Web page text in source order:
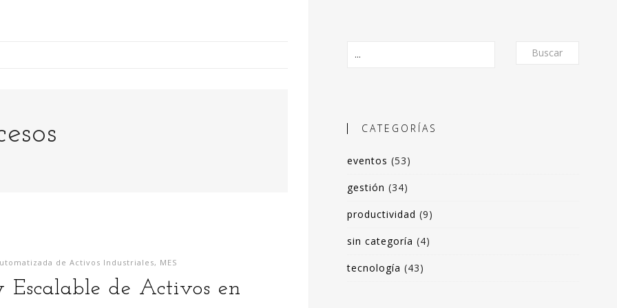
Busco ofrecer un formato de micro-posts que
narren mis experiencias en torno a la
análisis de datos. Desde herramientas de apoyo
de Activos Industriales, MES
de Activos en
Buscar
CATEGORÍAS
eventos (53)
gestión (34)
productividad (9)
sin categoría (4)
tecnología (43)